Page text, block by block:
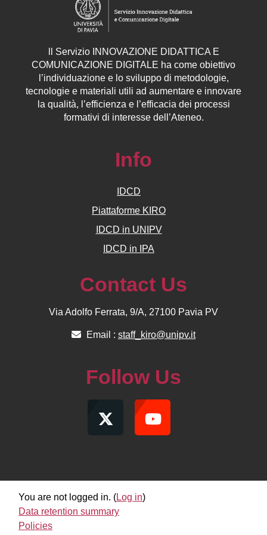
Servizio INNOVAZIONE DIDATTICA E
COMUNICAZIONE DIGITALE ha come obiettivo
l’individuazione e lo sviluppo di metodologie,
tecnologie e materiali utili ad aumentare e innovare
la qualità, l’efficienza e l’efficacia dei processi
formativi di interesse dell’Ateneo.
Info
IDCD
Piattaforme KIRO
IDCD in UNIPV
IDCD in IPA
Contact Us
Via Adolfo Ferrata, 9/A, 27100 Pavia PV
Email : staff_kiro@unipv.it
Follow Us
You are not logged in. (Log in)
Data retention summary
Policies